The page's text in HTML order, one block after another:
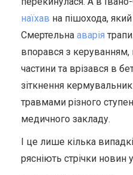
наїхав на пішохода,
Смертельна аварія
впорався з
частини та врізався в
зіткнення
травмами різного
медичного закладу.
І це лише кілька
рясніють стрічки новин